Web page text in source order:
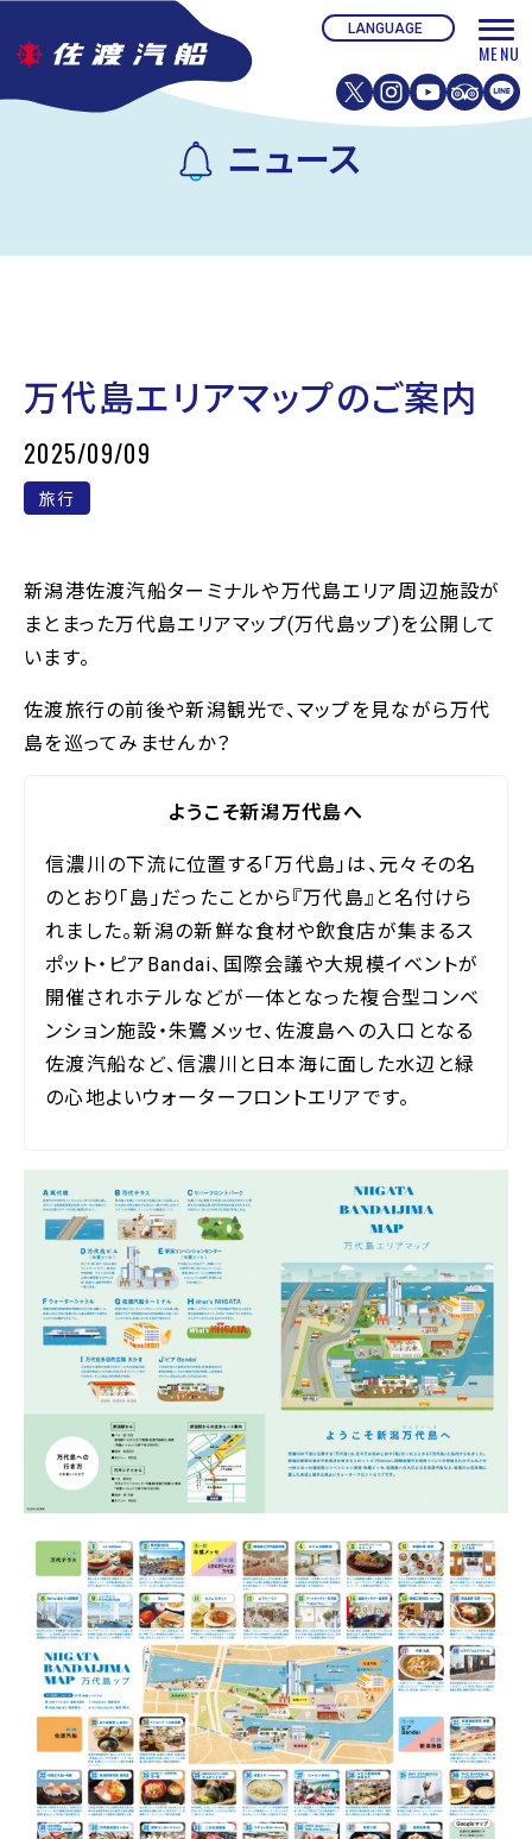
ニュース
万代島エリアマップのご案内
2025/09/09
旅行
新潟港佐渡汽船ターミナルや万代島エリア周辺施設が
まとまった万代島エリアマップ(万代島ップ)を公開して
います。
佐渡旅行の前後や新潟観光で、マップを見ながら万代
島を巡ってみませんか？
ようこそ新潟万代島へ
信濃川の下流に位置する「万代島」は、元々その名
のとおり「島」だったことから『万代島』と名付けら
れました。新潟の新鮮な食材や飲食店が集まるス
ポット・ピアBandai、国際会議や大規模イベントが
開催されホテルなどが一体となった複合型コンベ
ンション施設・朱鷺メッセ、佐渡島への入口となる
佐渡汽船など、信濃川と日本海に面した水辺と緑
の心地よいウォーターフロントエリアです。